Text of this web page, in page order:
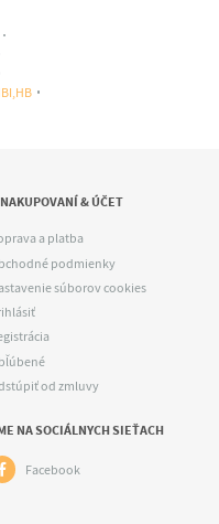
& ÚČET
a platba
podmienky
súborov cookies
od zmluvy
NA SOCIÁLNYCH SIEŤACH
Facebook